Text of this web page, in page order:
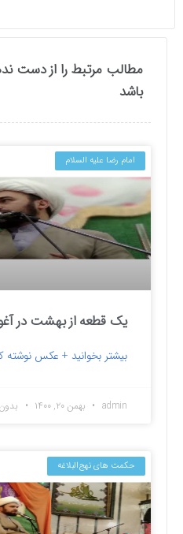
مطالب مرتبط را از دست
باشد
امام رضا علیه السلام
یک قطعه از بهشت در
بیشتر بخوانید + عکس نوشته
admin بهمن ۲۰, ۱۴۰۰ بدون
حکمت های نهج‌البلاغه